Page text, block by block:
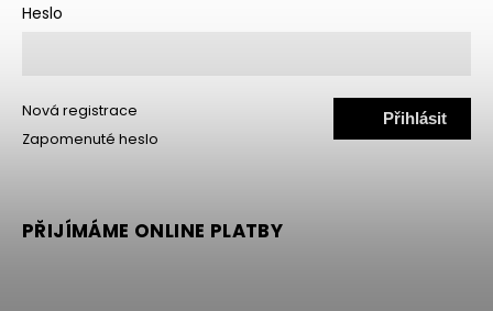
Heslo
Přihlásit
Nová registrace
Zapomenuté heslo
PŘIJÍMÁME ONLINE PLATBY